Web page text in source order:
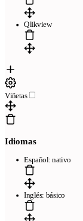
Qlikview
Viñetas
Idiomas
Español: nativo
Inglés: básico